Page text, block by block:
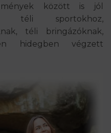
között is jól
téli sportokhoz,
téli bringázóknak,
hidegben végzett